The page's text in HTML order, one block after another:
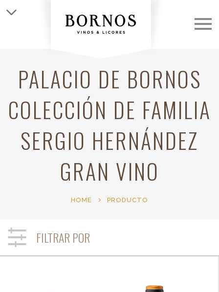
QUIÉNES SOMOS
LOS VINOS
NOTICIAS
PALACIO DE BORNOS
COLECCIÓN DE FAMILIA
SERGIO HERNÁNDEZ
GRAN VINO
HOME PRODUCTO
FILTRAR POR